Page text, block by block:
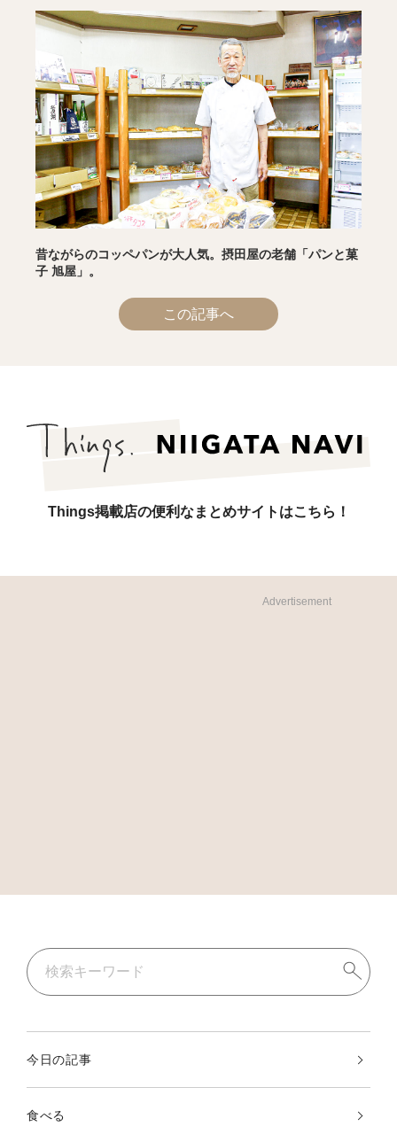
昔ながらのコッペパンが大人気。摂田屋の老舗「パンと菓
子 旭屋」。
この記事へ
Things掲載店の便利なまとめサイトはこちら！
Advertisement
今日の記事
食べる